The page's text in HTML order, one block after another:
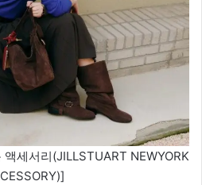
세서리(JILLSTUART NEWYORK